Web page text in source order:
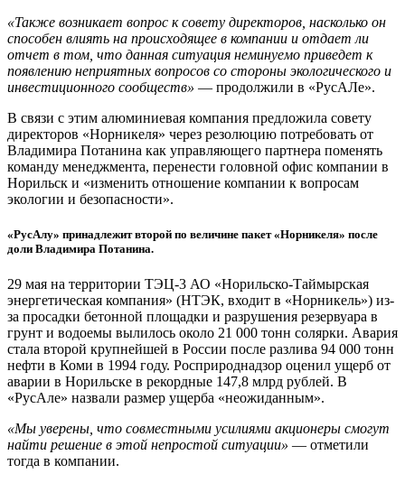
«Также возникает вопрос к совету директоров, насколько он
способен влиять на происходящее в компании и отдает ли
отчет в том, что данная ситуация неминуемо приведет к
появлению неприятных вопросов со стороны экологического и
инвестиционного сообществ» — продолжили в «РусАЛе».
В связи с этим алюминиевая компания предложила совету
директоров «Норникеля» через резолюцию потребовать от
Владимира Потанина как управляющего партнера поменять
команду менеджмента, перенести головной офис компании в
Норильск и «изменить отношение компании к вопросам
экологии и безопасности».
«РусАлу» принадлежит второй по величине пакет «Норникеля» после
доли Владимира Потанина.
29 мая на территории ТЭЦ-3 АО «Норильско-Таймырская
энергетическая компания» (НТЭК, входит в «Норникель») из-
за просадки бетонной площадки и разрушения резервуара в
грунт и водоемы вылилось около 21 000 тонн солярки. Авария
стала второй крупнейшей в России после разлива 94 000 тонн
нефти в Коми в 1994 году. Росприроднадзор оценил ущерб от
аварии в Норильске в рекордные 147,8 млрд рублей. В
«РусАле» назвали размер ущерба «неожиданным».
«Мы уверены, что совместными усилиями акционеры смогут
найти решение в этой непростой ситуации» — отметили
тогда в компании.